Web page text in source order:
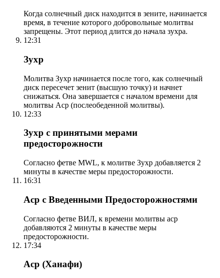
Когда солнечный диск находится в зените, начинается
время, в течение которого добровольные молитвы
запрещены. Этот период длится до начала зухра.
12:31
Зухр
Молитва Зухр начинается после того, как солнечный
диск пересечет зенит (высшую точку) и начнет
снижаться. Она завершается с началом времени для
молитвы Аср (послеобеденной молитвы).
12:33
Зухр с принятыми мерами
предосторожности
Согласно фетве MWL, к молитве Зухр добавляется 2
минуты в качестве меры предосторожности.
16:31
Аср с Введенными Предосторожностями
Согласно фетве ВИЛ, к времени молитвы аср
добавляются 2 минуты в качестве меры
предосторожности.
17:34
Аср (Ханафи)